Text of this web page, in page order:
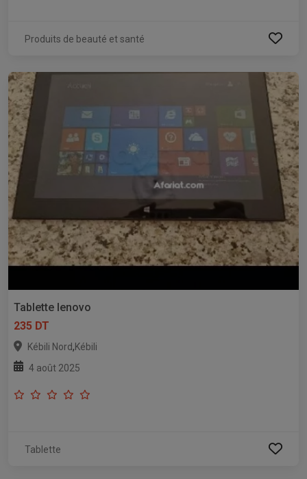
Produits de beauté et santé
Tablette lenovo
235 DT
Kébili Nord,Kébili
4 août 2025
Tablette